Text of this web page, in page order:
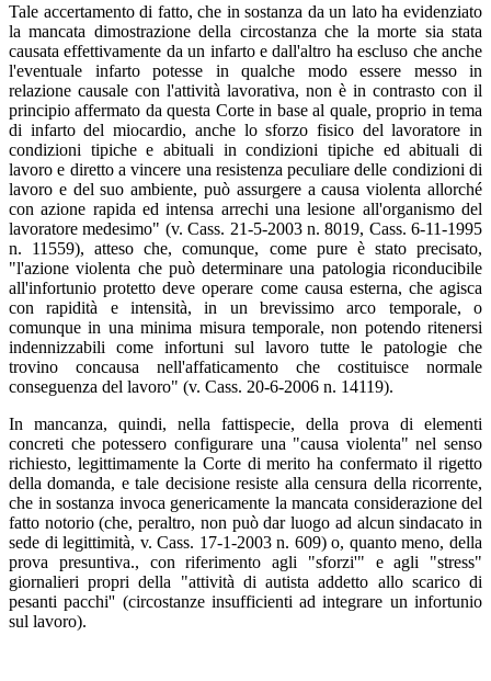
Tale accertamento di fatto, che in sostanza da un lato ha evidenziato
la mancata dimostrazione della circostanza che la morte sia stata
causata effettivamente da un infarto e dall'altro ha escluso che anche
l'eventuale infarto potesse in qualche modo essere messo in
relazione causale con l'attività lavorativa, non è in contrasto con il
principio affermato da questa Corte in base al quale, proprio in tema
di infarto del miocardio, anche lo sforzo fisico del lavoratore in
condizioni tipiche e abituali in condizioni tipiche ed abituali di
lavoro e diretto a vincere una resistenza peculiare delle condizioni di
lavoro e del suo ambiente, può assurgere a causa violenta allorché
con azione rapida ed intensa arrechi una lesione all'organismo del
lavoratore medesimo" (v. Cass. 21-5-2003 n. 8019, Cass. 6-11-1995
n. 11559), atteso che, comunque, come pure è stato precisato,
"l'azione violenta che può determinare una patologia riconducibile
all'infortunio protetto deve operare come causa esterna, che agisca
con rapidità e intensità, in un brevissimo arco temporale, o
comunque in una minima misura temporale, non potendo ritenersi
indennizzabili come infortuni sul lavoro tutte le patologie che
trovino concausa nell'affaticamento che costituisce normale
conseguenza del lavoro" (v. Cass. 20-6-2006 n. 14119).
In mancanza, quindi, nella fattispecie, della prova di elementi
concreti che potessero configurare una "causa violenta" nel senso
richiesto, legittimamente la Corte di merito ha confermato il rigetto
della domanda, e tale decisione resiste alla censura della ricorrente,
che in sostanza invoca genericamente la mancata considerazione del
fatto notorio (che, peraltro, non può dar luogo ad alcun sindacato in
sede di legittimità, v. Cass. 17-1-2003 n. 609) o, quanto meno, della
prova presuntiva., con riferimento agli "sforzi'" e agli "stress"
giornalieri propri della "attività di autista addetto allo scarico di
pesanti pacchi'' (circostanze insufficienti ad integrare un infortunio
sul lavoro).